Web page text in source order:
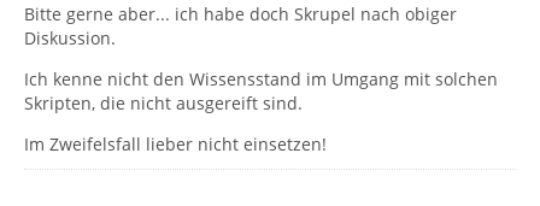
Bitte gerne aber... ich habe doch Skrupel nach obiger
Diskussion.
Ich kenne nicht den Wissensstand im Umgang mit solchen
Skripten, die nicht ausgereift sind.
Im Zweifelsfall lieber nicht einsetzen!